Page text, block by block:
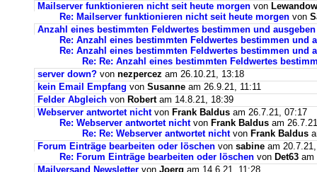
Mailserver funktionieren nicht seit heute morgen von
Re: Mailserver funktionieren nicht seit heute morgen von
Anzahl eines bestimmten Feldwertes bestimmen und ausgeben
Re: Anzahl eines bestimmten Feldwertes bestimmen und
Re: Anzahl eines bestimmten Feldwertes bestimmen und
Re: Re: Anzahl eines bestimmten Feldwertes
server down? von nezpercez am 26.10.21, 13:18
kein Email Empfang von Susanne am 26.9.21, 11:11
Felder Abgleich von Robertam 14.8.21, 18:39
Webserver antwortet nichtvon Frank Baldus am 26.7.21, 07:17
Re: Webserver antwortet nichtvon Frank Baldus am
Re: Re: Webserver antwortet nichtvon Frank Baldus
Forum Einträge bearbeiten oder löschen von sabine am
Re: Forum Einträge bearbeiten oder löschen von Det63 am
Mailversand Newsletter von Joerg am 14.6.21, 11:28